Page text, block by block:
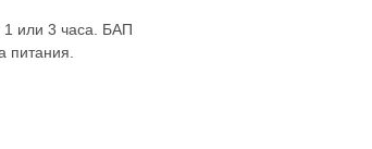
1 или 3 часа. БАП
питания.